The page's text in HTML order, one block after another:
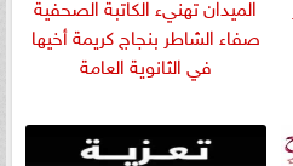
صفاء الشاطر بنجاج كريمة أخيها
في الثانوية العامة